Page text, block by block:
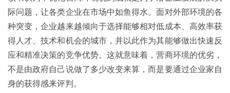
际问题，让各类企业在市场中如鱼得水。面对外部环境的各
种突变，企业越来越倾向于选择能够相对低成本、高效率获
得人才、技术和机会的城市，并以此作为其能够做出快速反
应和精准决策的竞争优势。这就意味着，营商环境的优劣，
不是由政府自己说做了多少改变来算，而是要通过企业家自
身的获得感来评判。